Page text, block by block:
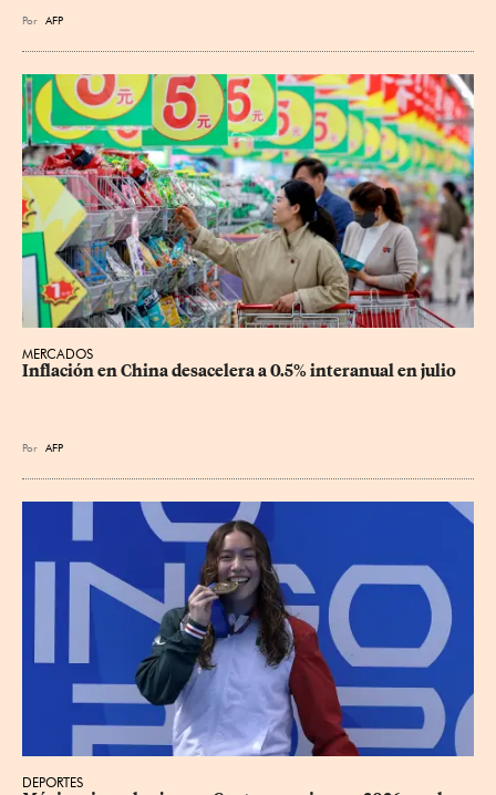
Por AFP
MERCADOS
Inflación en China desacelera a 0.5% interanual en julio
Por AFP
DEPORTES